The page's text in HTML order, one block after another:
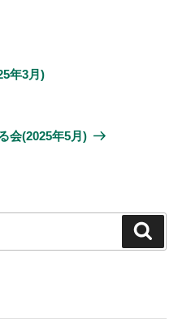
年3月)
会(2025年5月)